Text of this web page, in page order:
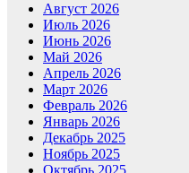
Август 2026
Июль 2026
Июнь 2026
Май 2026
Апрель 2026
Март 2026
Февраль 2026
Январь 2026
Декабрь 2025
Ноябрь 2025
Октябрь 2025